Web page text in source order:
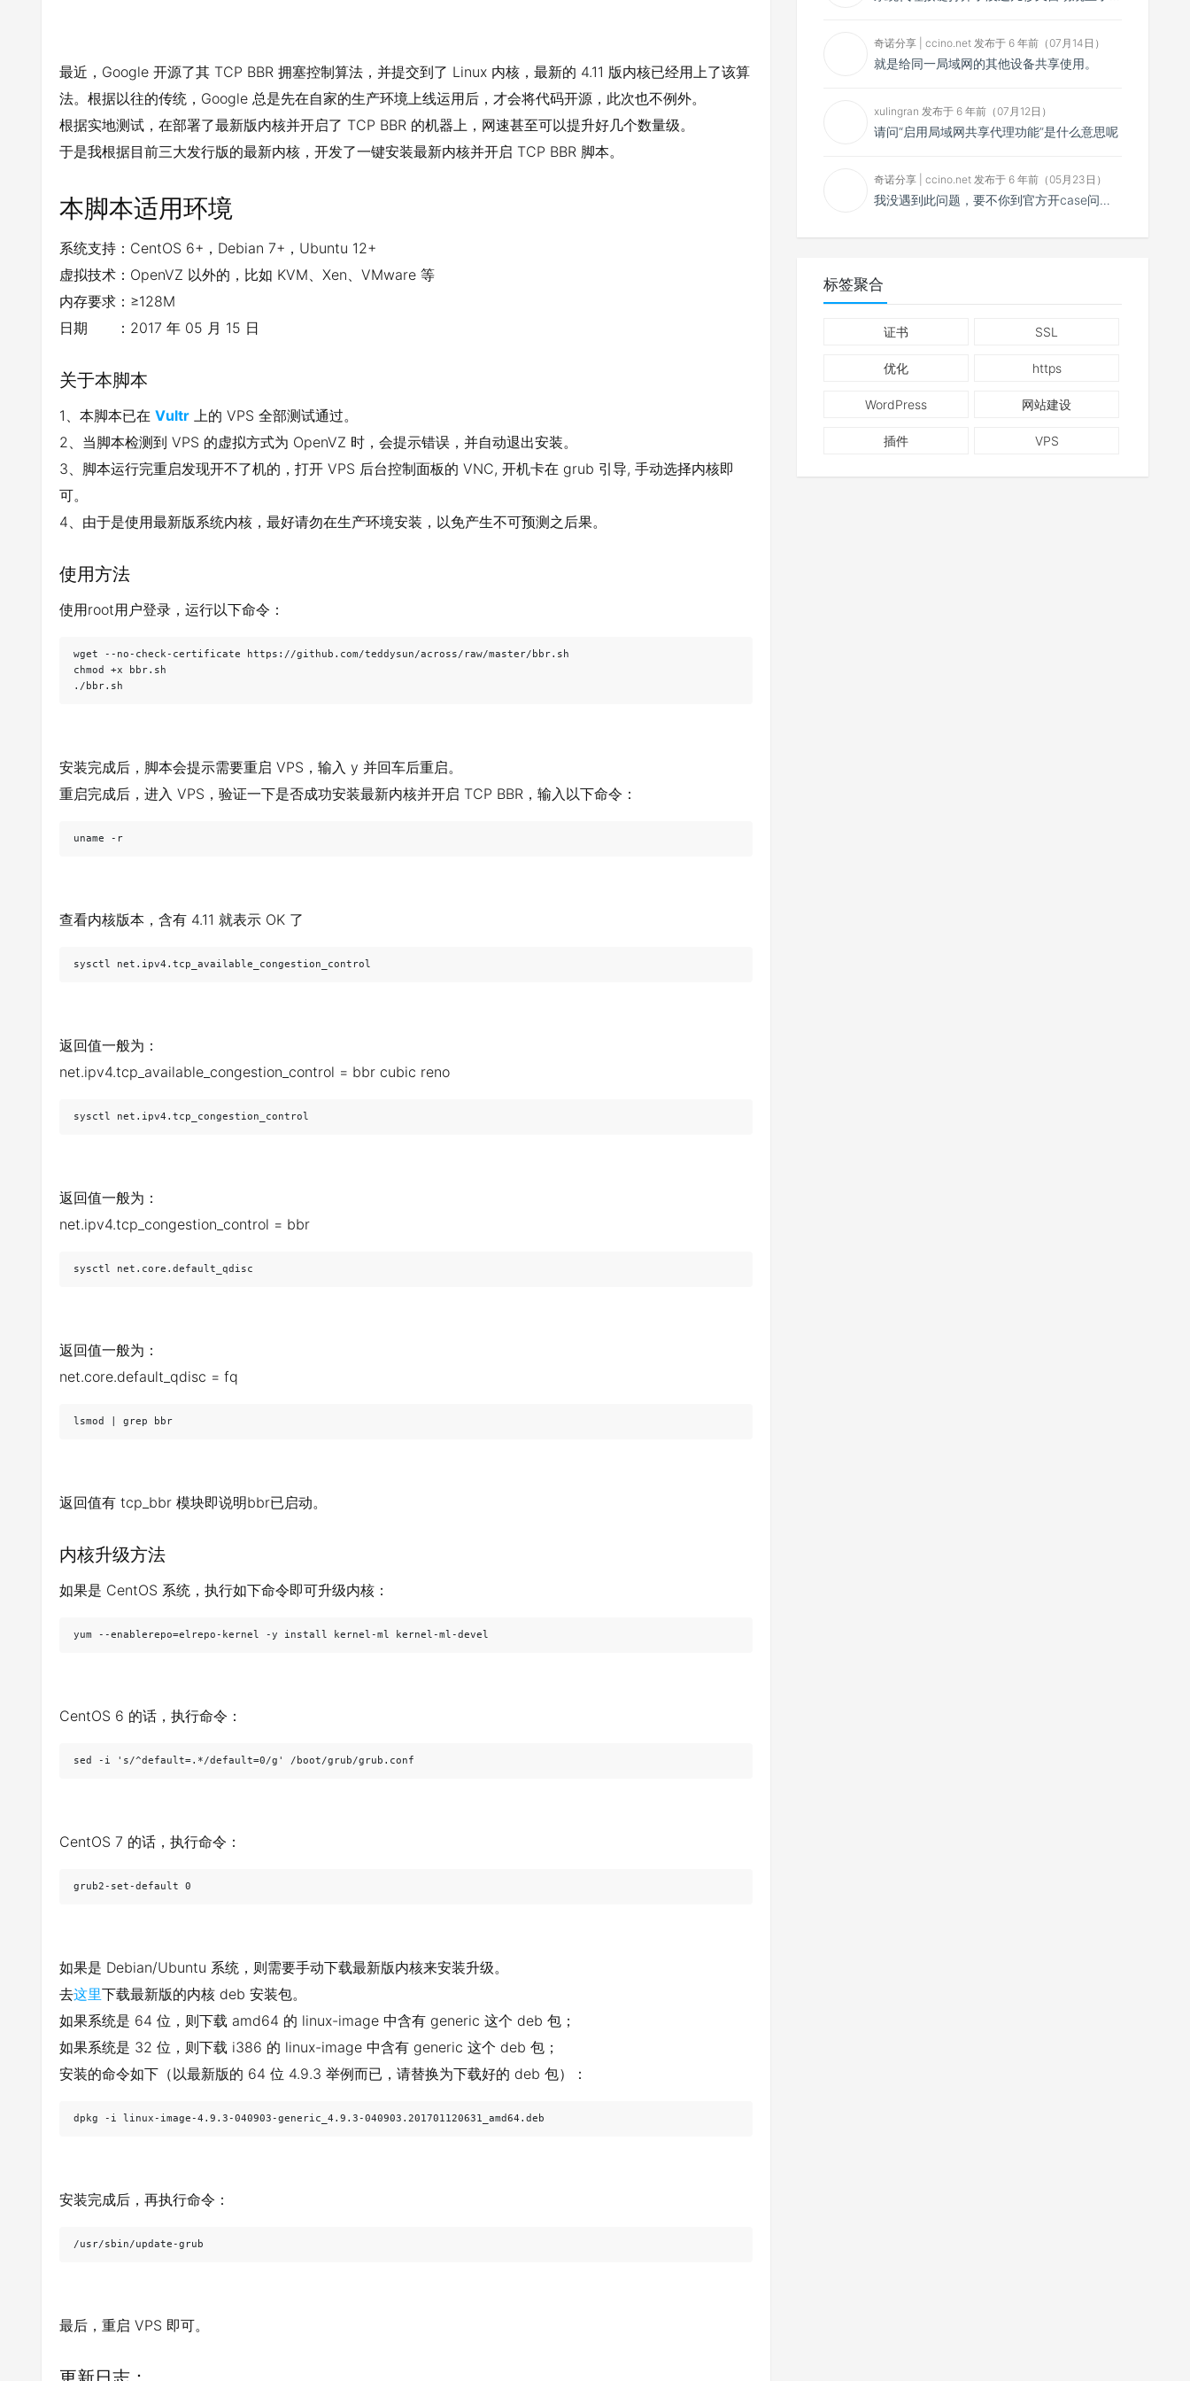
最近，Google 开源了其 TCP BBR 拥塞控制算法，并提交到了 Linux 内核，最新的 4.11 版内核已经用上了该算
法。根据以往的传统，Google 总是先在自家的生产环境上线运用后，才会将代码开源，此次也不例外。
根据实地测试，在部署了最新版内核并开启了 TCP BBR 的机器上，网速甚至可以提升好几个数量级。
于是我根据目前三大发行版的最新内核，开发了一键安装最新内核并开启 TCP BBR 脚本。
本脚本适用环境
系统支持：CentOS 6+，Debian 7+，Ubuntu 12+
虚拟技术：OpenVZ 以外的，比如 KVM、Xen、VMware 等
内存要求：≥128M
日期 ：2017 年 05 月 15 日
关于本脚本
1、本脚本已在 Vultr 上的 VPS 全部测试通过。
2、当脚本检测到 VPS 的虚拟方式为 OpenVZ 时，会提示错误，并自动退出安装。
3、脚本运行完重启发现开不了机的，打开 VPS 后台控制面板的 VNC, 开机卡在 grub 引导, 手动选择内核即
可。
4、由于是使用最新版系统内核，最好请勿在生产环境安装，以免产生不可预测之后果。
使用方法
使用root用户登录，运行以下命令：
wget --no-check-certificate https://github.com/teddysun/across/raw/master/bbr.sh
chmod +x bbr.sh
./bbr.sh
安装完成后，脚本会提示需要重启 VPS，输入 y 并回车后重启。
重启完成后，进入 VPS，验证一下是否成功安装最新内核并开启 TCP BBR，输入以下命令：
uname -r
查看内核版本，含有 4.11 就表示 OK 了
sysctl net.ipv4.tcp_available_congestion_control
返回值一般为：
net.ipv4.tcp_available_congestion_control = bbr cubic reno
sysctl net.ipv4.tcp_congestion_control
返回值一般为：
net.ipv4.tcp_congestion_control = bbr
sysctl net.core.default_qdisc
返回值一般为：
net.core.default_qdisc = fq
lsmod | grep bbr
返回值有 tcp_bbr 模块即说明bbr已启动。
内核升级方法
如果是 CentOS 系统，执行如下命令即可升级内核：
yum --enablerepo=elrepo-kernel -y install kernel-ml kernel-ml-devel
CentOS 6 的话，执行命令：
sed -i 's/^default=.*/default=0/g' /boot/grub/grub.conf
CentOS 7 的话，执行命令：
grub2-set-default 0
如果是 Debian/Ubuntu 系统，则需要手动下载最新版内核来安装升级。
去这里下载最新版的内核 deb 安装包。
如果系统是 64 位，则下载 amd64 的 linux-image 中含有 generic 这个 deb 包；
如果系统是 32 位，则下载 i386 的 linux-image 中含有 generic 这个 deb 包；
安装的命令如下（以最新版的 64 位 4.9.3 举例而已，请替换为下载好的 deb 包）：
dpkg -i linux-image-4.9.3-040903-generic_4.9.3-040903.201701120631_amd64.deb
安装完成后，再执行命令：
/usr/sbin/update-grub
最后，重启 VPS 即可。
奇诺分享 | ccino.net 发布于 6 年前（07月14日）
就是给同一局域网的其他设备共享使用。
xulingran 发布于 6 年前（07月12日）
请问“启用局域网共享代理功能”是什么意思呢
奇诺分享 | ccino.net 发布于 6 年前（05月23日）
我没遇到此问题，要不你到官方开case问问看？
标签聚合
证书 SSL
优化 https
WordPress 网站建设
插件 VPS